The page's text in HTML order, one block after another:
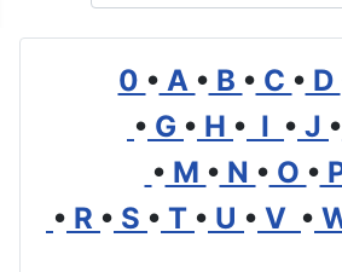
0 • A • B • C • D
• G • H • I • J •
• M • N • O •
• R • S • T • U • V •